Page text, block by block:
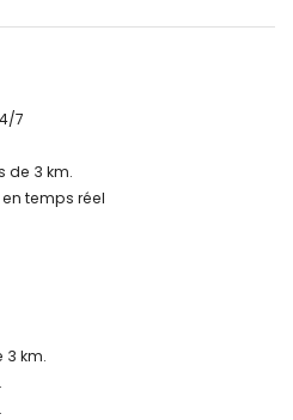
le plus proche : Mediterráneo,
de la villa)
Jávea (à moins de 3
Fontana (à moins de 3 kilomètres
Jávea (à moins de 5
(à moins de 100
proche : Valencia (> 100
ne sont pas autorisés
7
de 3 km.
temps réel
3 km.